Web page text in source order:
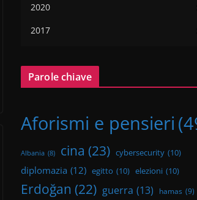
2020
2017
Parole chiave
Aforismi e pensieri
Albania (8) cina (23) cybersecurity (10)
diplomazia (12) egitto (10) elezioni (10)
Erdoğan (22) guerra (13) hamas (9)